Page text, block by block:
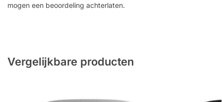
mogen een beoordeling achterlaten.
Vergelijkbare producten